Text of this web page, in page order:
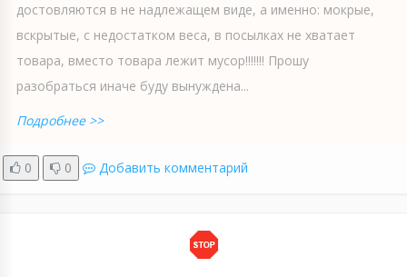
достовляются в не надлежащем виде, а именно: мокрые,
вскрытые, с недостатком веса, в посылках не хватает
товара, вместо товара лежит мусор!!!!!!! Прошу
разобраться иначе буду вынуждена...
Подробнее >>
0 0 Добавить комментарий